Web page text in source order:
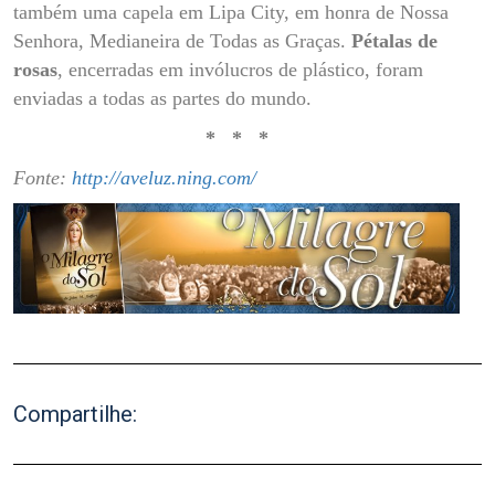
também uma capela em Lipa City, em honra de Nossa
Senhora, Medianeira de Todas as Graças. Pétalas de
rosas, encerradas em invólucros de plástico, foram
enviadas a todas as partes do mundo.
* * *
Fonte: http://aveluz.ning.com/
Compartilhe: